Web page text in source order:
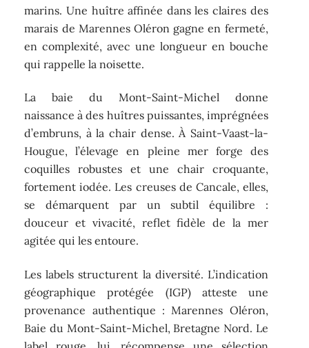
marins. Une huître affinée dans les claires des
marais de Marennes Oléron gagne en fermeté,
en complexité, avec une longueur en bouche
qui rappelle la noisette.
La baie du Mont-Saint-Michel donne
naissance à des huîtres puissantes, imprégnées
d’embruns, à la chair dense. À Saint-Vaast-la-
Hougue, l’élevage en pleine mer forge des
coquilles robustes et une chair croquante,
fortement iodée. Les creuses de Cancale, elles,
se démarquent par un subtil équilibre :
douceur et vivacité, reflet fidèle de la mer
agitée qui les entoure.
Les labels structurent la diversité. L’indication
géographique protégée (IGP) atteste une
provenance authentique : Marennes Oléron,
Baie du Mont-Saint-Michel, Bretagne Nord. Le